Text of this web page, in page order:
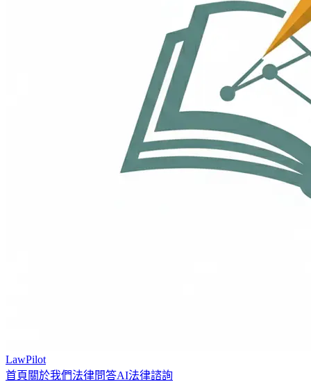
LawPilot
首頁 關於我們法律問答AI法律諮詢